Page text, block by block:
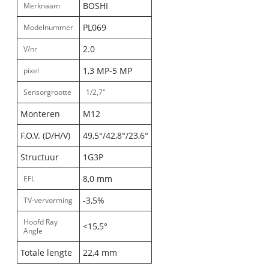
Merknaam BOSHI
Modelnummer PL069
V/nr 2.0
pixel 1,3 MP-5 MP
Sensorgrootte 1/2,7"
Monteren
M12
F.O.V. (D/H/V)
49,5°/42,8°/23,6°
Structuur
1G3P
EFL 8,0 mm
TV-vervorming -3,5%
Hoofd Ray
Angle
<15,5°
Totale lengte 22,4 mm